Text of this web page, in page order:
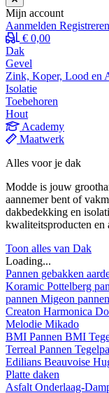
Mijn account
Aanmelden Registreren
€ 0,00
Dak
Gevel
Zink, Koper, Lood en
Isolatie
Toebehoren
Hout
Academy
Maatwerk
Alles voor je dak
Modde is jouw
aannemer bent of
dakbedekking en
kwaliteitsproducten en
Toon alles van Dak
Loading...
Pannen gebakken
Koramic Pottelberg
pannen Migeon pannen
Creaton Harmonica
Melodie Mikado
BMI Pannen BMI
Terreal Pannen
Edilians Beauvoise
Platte daken
Asfalt Onderlaag-